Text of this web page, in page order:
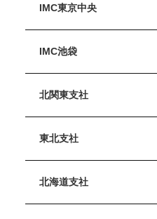
IMC東京中央
IMC池袋
北関東支社
東北支社
北海道支社